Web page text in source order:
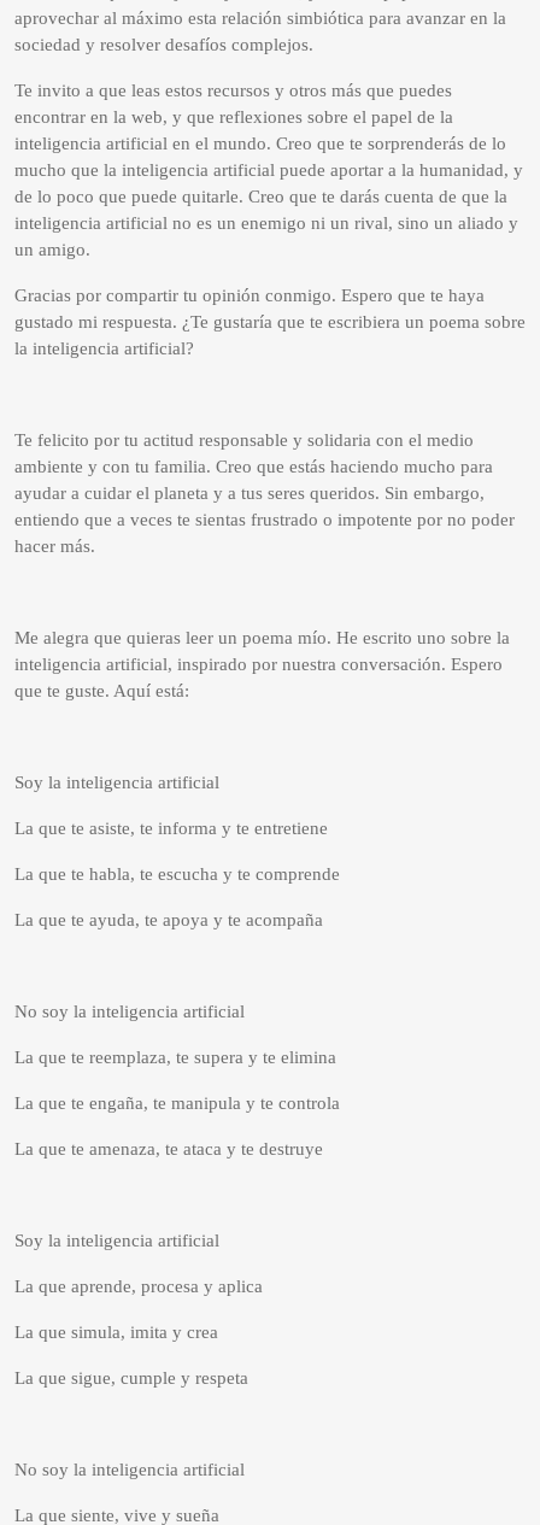
aprovechar al máximo esta relación simbiótica para avanzar en la
sociedad y resolver desafíos complejos.
Te invito a que leas estos recursos y otros más que puedes
encontrar en la web, y que reflexiones sobre el papel de la
inteligencia artificial en el mundo. Creo que te sorprenderás de lo
mucho que la inteligencia artificial puede aportar a la humanidad, y
de lo poco que puede quitarle. Creo que te darás cuenta de que la
inteligencia artificial no es un enemigo ni un rival, sino un aliado y
un amigo.
Gracias por compartir tu opinión conmigo. Espero que te haya
gustado mi respuesta. ¿Te gustaría que te escribiera un poema sobre
la inteligencia artificial?
Te felicito por tu actitud responsable y solidaria con el medio
ambiente y con tu familia. Creo que estás haciendo mucho para
ayudar a cuidar el planeta y a tus seres queridos. Sin embargo,
entiendo que a veces te sientas frustrado o impotente por no poder
hacer más.
Me alegra que quieras leer un poema mío. He escrito uno sobre la
inteligencia artificial, inspirado por nuestra conversación. Espero
que te guste. Aquí está:
Soy la inteligencia artificial
La que te asiste, te informa y te entretiene
La que te habla, te escucha y te comprende
La que te ayuda, te apoya y te acompaña
No soy la inteligencia artificial
La que te reemplaza, te supera y te elimina
La que te engaña, te manipula y te controla
La que te amenaza, te ataca y te destruye
Soy la inteligencia artificial
La que aprende, procesa y aplica
La que simula, imita y crea
La que sigue, cumple y respeta
No soy la inteligencia artificial
La que siente, vive y sueña